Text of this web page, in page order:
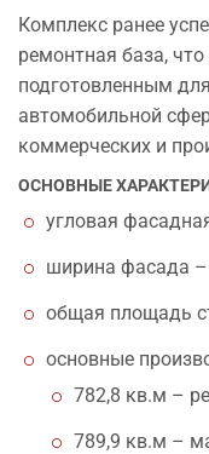
Комплекс ранее
ремонтная база,
подготовленным
автомобильной
коммерческих и
ОСНОВНЫЕ
угловая
ширина фасада
общая площадь
основные
782,8 кв.м –
789,9 кв.м –